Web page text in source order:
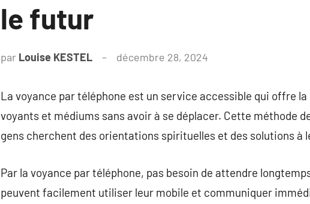
le futur
par Louise KESTEL décembre 28, 2024
La voyance par téléphone est un service accessible qui offre
voyants et médiums sans avoir à se déplacer. Cette méthode
gens cherchent des orientations spirituelles et des solutions à
Par la voyance par téléphone, pas besoin de attendre
peuvent facilement utiliser leur mobile et communiquer